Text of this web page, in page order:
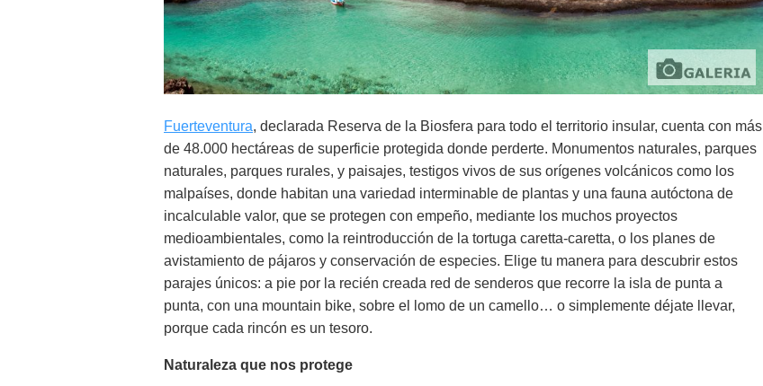
Fuerteventura, declarada Reserva de la Biosfera para todo el territorio insular, cuenta con más
de 48.000 hectáreas de superficie protegida donde perderte. Monumentos naturales, parques
naturales, parques rurales, y paisajes, testigos vivos de sus orígenes volcánicos como los
malpaíses, donde habitan una variedad interminable de plantas y una fauna autóctona de
incalculable valor, que se protegen con empeño, mediante los muchos proyectos
medioambientales, como la reintroducción de la tortuga caretta-caretta, o los planes de
avistamiento de pájaros y conservación de especies. Elige tu manera para descubrir estos
parajes únicos: a pie por la recién creada red de senderos que recorre la isla de punta a
punta, con una mountain bike, sobre el lomo de un camello… o simplemente déjate llevar,
porque cada rincón es un tesoro.
Naturaleza que nos protege